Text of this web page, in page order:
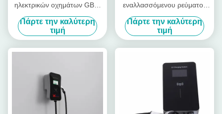
ηλεκτρικών οχημάτων GBT/
Type2 plug AC Wallbox
Σταθμοί φόρτισης
ηλεκτρικών οχημάτων
Πάρτε την καλύτερη
τιμή
εναλλασσόμενου ρεύματος
EV ANS 7KW 220V με το
μαύρο TUV καλώδιο 5m
Πάρτε την καλύτερη
τιμή